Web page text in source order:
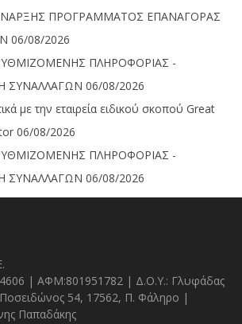
ΠΡΟΓΡΑΜΜΑΤΟΣ ΕΠΑΝΑΓΟΡΑΣ
06/08/2026
ΠΛΗΡΟΦΟΡΙΑΣ -
ΣΥΝΑΛΛΑΓΩΝ 06/08/2026
με την εταιρεία ειδικού σκοπού Great
06/08/2026
ΠΛΗΡΟΦΟΡΙΑΣ -
ΣΥΝΑΛΛΑΓΩΝ 06/08/2026
| ΑΦΜ:801951782 | Δ.Ο.Υ.: Γλυφάδας
54, 17562, Π. Φάληρο |
Παπαδάκης